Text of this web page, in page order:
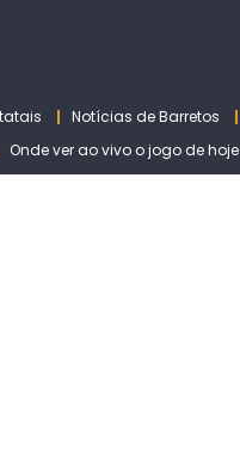
Notícias de Barretos
Onde ver ao vivo o jogo de hoje